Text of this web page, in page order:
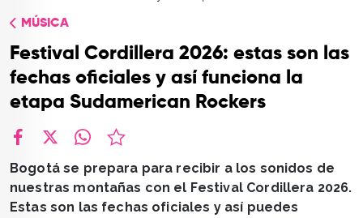
CONTACTO
MÚSICA
Festival Cordillera 2026: estas son las
fechas oficiales y así funciona la
etapa Sudamerican Rockers
Bogotá se prepara para recibir a los sonidos de
nuestras montañas con el Festival Cordillera 2026.
Estas son las fechas oficiales y así puedes